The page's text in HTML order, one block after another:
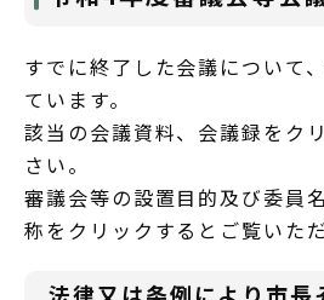
すでに終了した会議について
ています。
該当の会議資料、会議録をク
さい。
審議会等の設置目的及び委員
称をクリックするとご覧いただ